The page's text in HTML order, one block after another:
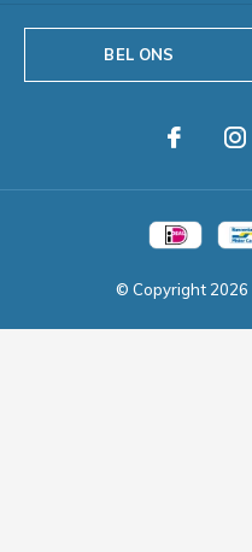
BEL ONS
© Copyright 2026